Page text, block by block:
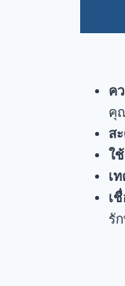
ค
คุ
ส
ใ
เ
เ
รั